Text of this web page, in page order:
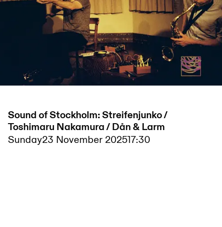
Sound of Stockholm: Streifenjunko /
Toshimaru Nakamura / Dån & Larm
Sunday23 November 202517:30